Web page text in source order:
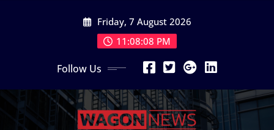
Friday, 7 August 2026
11:08:09 PM
Follow Us